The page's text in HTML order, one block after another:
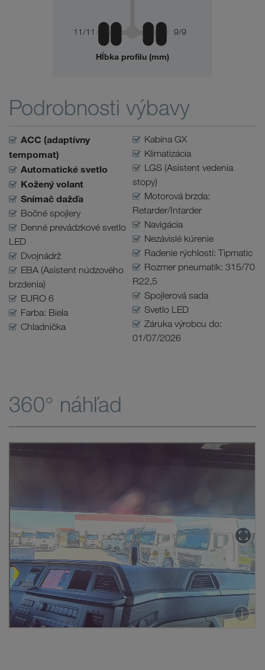
11/11 9/9
Hĺbka profilu (mm)
Podrobnosti výbavy
ACC (adaptívny
tempomat)
Automatické svetlo
Kožený volant
Snímač dažďa
Bočné spojlery
Denné prevádzkové svetlo
LED
Dvojnádrž
EBA (Asistent núdzového
brzdenia)
EURO 6
Farba: Biela
Chladnička
Kabína GX
Klimatizácia
LGS (Asistent vedenia
stopy)
Motorová brzda:
Retarder/Intarder
Navigácia
Nezávislé kúrenie
Radenie rýchlostí: Tipmatic
Rozmer pneumatík: 315/70
R22,5
Spojlerová sada
Svetlo LED
Záruka výrobcu do:
01/07/2026
360° náhľad